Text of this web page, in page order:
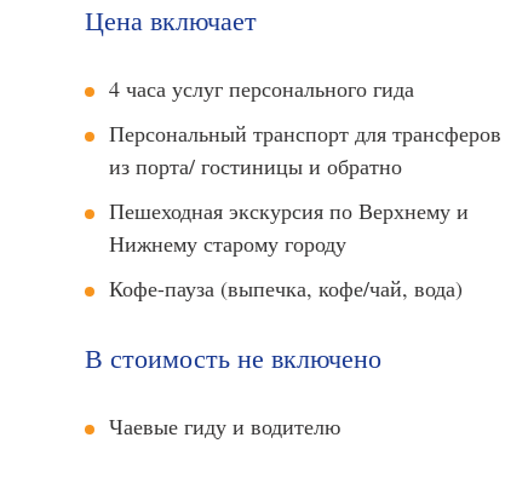
Цена включает
4 часа услуг персонального гида
Персональный транспорт для трансферов
из порта/ гостиницы и обратно
Пешеходная экскурсия по Верхнему и
Нижнему старому городу
Кофе-пауза (выпечка, кофе/чай, вода)
В стоимость не включено
Чаевые гиду и водителю